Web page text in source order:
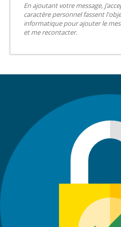
En ajoutant votre message,
caractère personnel fassent
informatique pour ajouter le
et me recontacter.